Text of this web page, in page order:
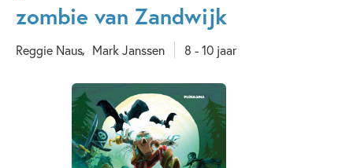
zombie van Zandwijk
Reggie Naus Mark Janssen 8 - 10 jaar